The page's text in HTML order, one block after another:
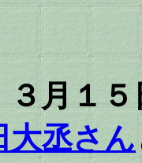
月１５
大丞さん